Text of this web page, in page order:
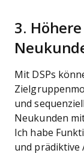
3. Höhere
Mit DSPs
und
Neukunden
Ich habe
und prädiktive